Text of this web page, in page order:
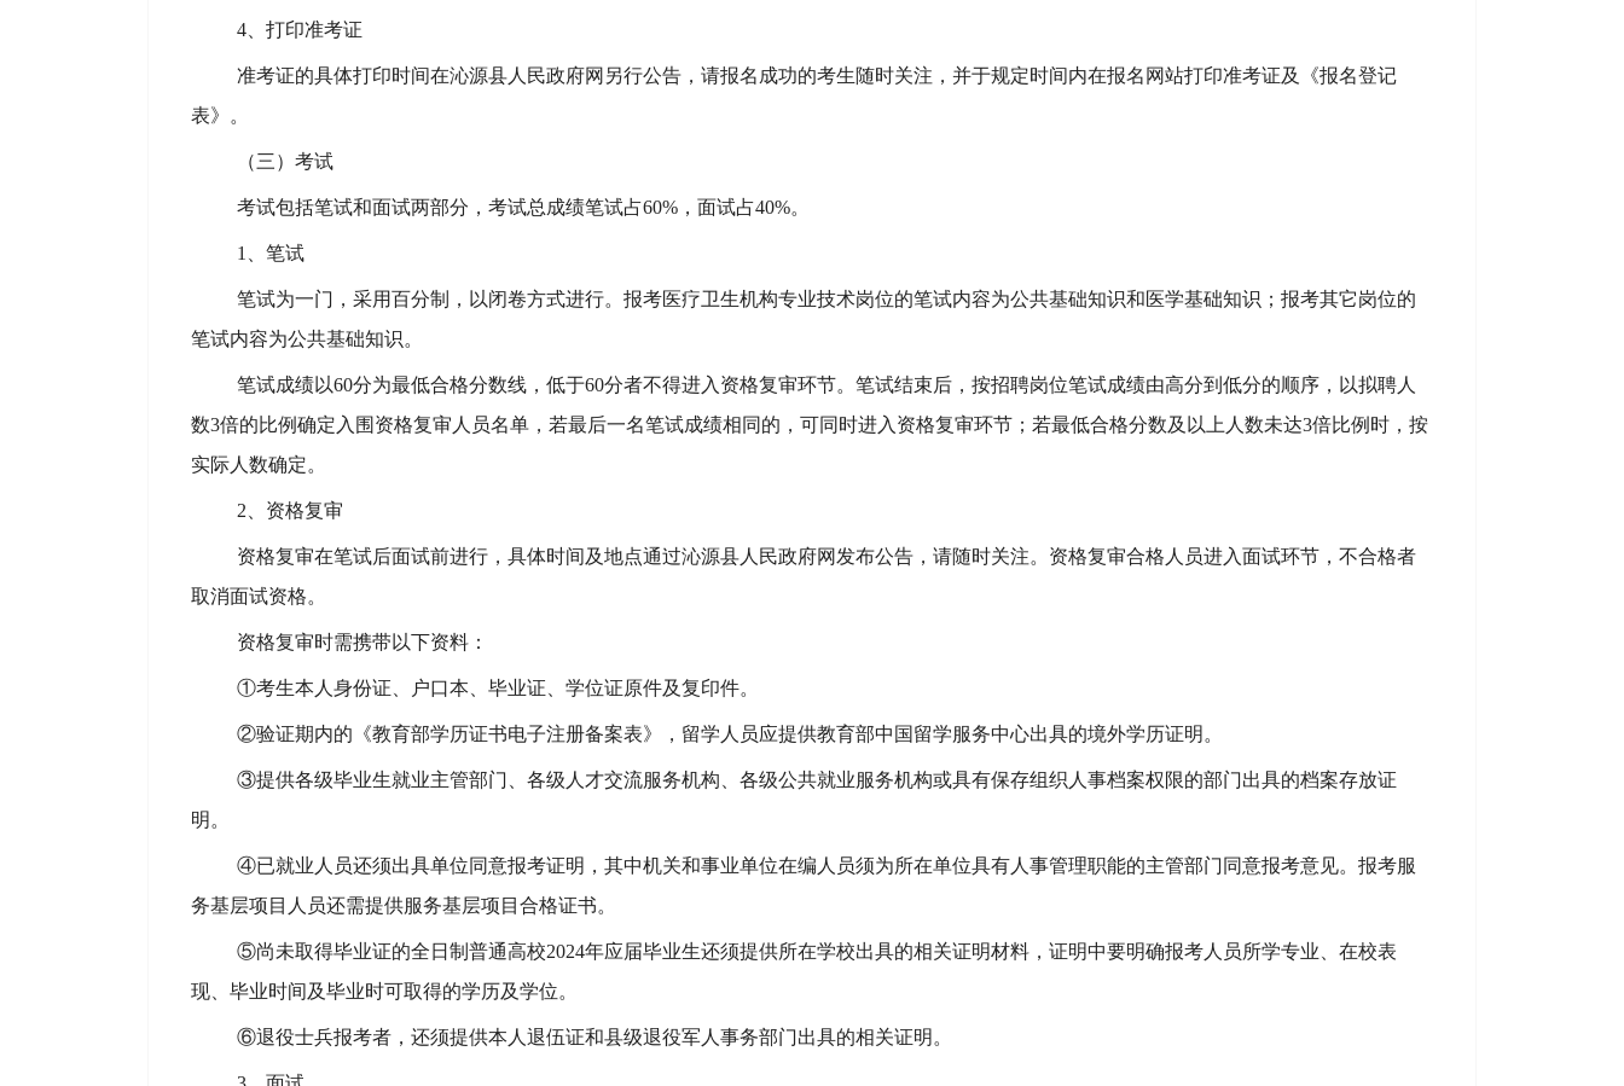
4、打印准考证
准考证的具体打印时间在沁源县人民政府网另行公告，请报名成功的考生随时关注，并于规定时间内在报名网站打印准考证及《报名登记
表》。
（三）考试
考试包括笔试和面试两部分 ，考试总成绩笔试占60%，面试占40%。
1、笔试
笔试为一门，采用百分制，以闭卷方式进行。报考医疗卫生机构专业技术岗位的笔试内容为公共基础知识和医学基础知识；报考其它岗位的
笔试内容为公共基础知识。
笔试成绩以60分为最低合格分数线，低于60分者不得进入 资格复审环节。笔试结束后，按招聘岗位笔试成绩由高分到低分的顺序，以拟聘人
数3倍的比例确定入围 资格复审 人员名单，若最后一名笔试成绩相同的，可同时进入 资格复审环节；若最低合格分数及以上人数未达3倍比例时，按
实际人数确定。
2、 资格复审
资格复审在笔试后面试前进行，具体时间及地点通过沁源县人民政府网发布公告，请随时关注。资格复审合格人员进入面试环节，不合格者
取消面试资格。
资格复审时需携带以下资料：
①考生本人 身份证、户口本、毕业证 、学位证原件及复印件。
②验证期内的《教育部学历证书电子注册备案表》，留学人员应提供教育部中国留学服务中心出具的境外学历证明 。
③提供各级毕业生就业主管部门、各级人才交流服务机构、各级公共就业服务机构或具有保存组织人事档案权限的部门出具的档案存放证
明 。
④已就业人员还须出具单位同意报考证明 ， 其中机关和事业单位在编人员须为所在单位具有人事管理职能的主管部门同意报考意见。报考服
务基层项目人员还需提供服务基层项目合格证书。
⑤尚未取得毕业证的全日制 普通高校2024年应届毕业生还须提供所在学校出具的相关证明材料， 证明中要明确报考人员所学专业、在校表
现、毕业时间及毕业时可取得的学历及学位。
⑥退役士兵报考者， 还须提供本人退伍证和县级退役军人事务部门出具的相关证明。